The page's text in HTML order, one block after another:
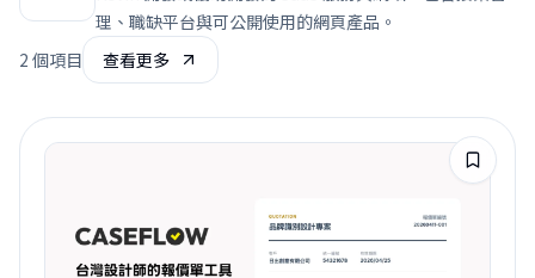
理、職缺平台與可公開使用的網頁產品。
2 個項目 查看更多